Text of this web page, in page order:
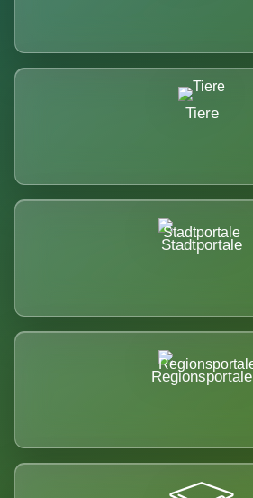
Tiere
Stadtportale
Regionsportale